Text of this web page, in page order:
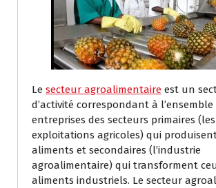
Le secteur agroalimentaire est un
d’activité correspondant à l’ensemble
entreprises des secteurs primaires (les
exploitations agricoles) qui
aliments et secondaires (l’industrie
agroalimentaire) qui transforment
aliments industriels. Le secteur